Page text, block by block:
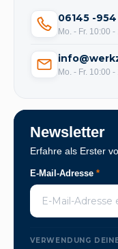
06145 -
Mo. - Fr. 10:00
Mo. - Fr. 10:00
Newsletter
Erfahre als Erster
E-Mail-Adresse *
VERWENDUNG